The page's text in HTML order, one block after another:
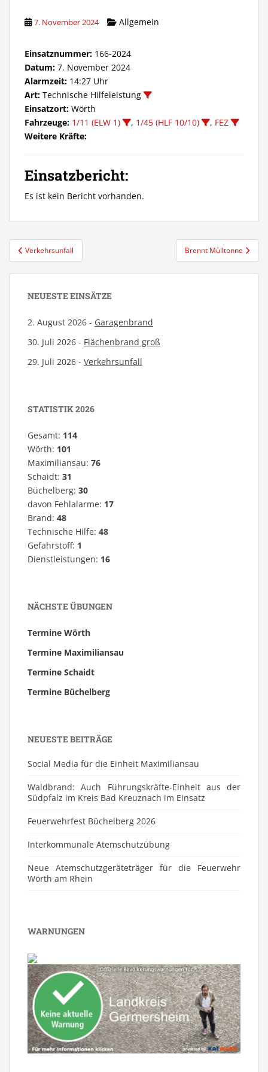
7. November 2024 Allgemein
Einsatznummer: 166-2024
Datum: 7. November 2024
Alarmzeit: 14:27 Uhr
Art: Technische Hilfeleistung
Einsatzort: Wörth
Fahrzeuge: 1/11 (ELW 1) , 1/45 (HLF 10/10) , FEZ
Weitere Kräfte:
Einsatzbericht:
Es ist kein Bericht vorhanden.
Beitragsnavigation
Verkehrsunfall Brennt Mülltonne
NEUESTE EINSÄTZE
2. August 2026 - Garagenbrand
30. Juli 2026 - Flächenbrand groß
29. Juli 2026 - Verkehrsunfall
STATISTIK 2026
Gesamt: 114
Wörth: 101
Maximiliansau: 76
Schaidt: 31
Büchelberg: 30
davon Fehlalarme: 17
Brand: 48
Technische Hilfe: 48
Gefahrstoff: 1
Dienstleistungen: 16
NÄCHSTE ÜBUNGEN
Termine Wörth
Termine Maximiliansau
Termine Schaidt
Termine Büchelberg
NEUESTE BEITRÄGE
Social Media für die Einheit Maximiliansau
Waldbrand: Auch Führungskräfte-Einheit aus der
Südpfalz im Kreis Bad Kreuznach im Einsatz
Feuerwehrfest Büchelberg 2026
⁠Interkommunale Atemschutzübung
Neue Atemschutzgeräteträger für die Feuerwehr
Wörth am Rhein
WARNUNGEN